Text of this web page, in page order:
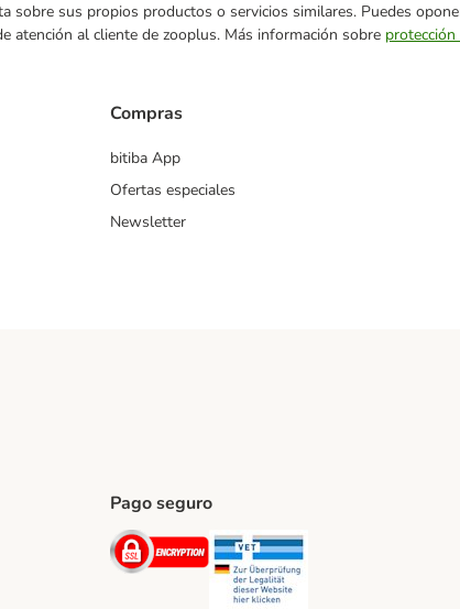
sobre sus propios productos o servicios similares. Puedes
atención al cliente de zooplus. Más información sobre
Compras
bitiba App
Ofertas especiales
Newsletter
Method
Method
Pago seguro
Security